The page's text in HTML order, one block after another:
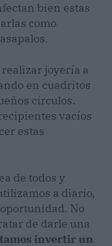
bien estas
como
joyería a
en cuadritos
círculos.
vacíos
estas
de todos y
a diario,
No
de darle una
invertir un